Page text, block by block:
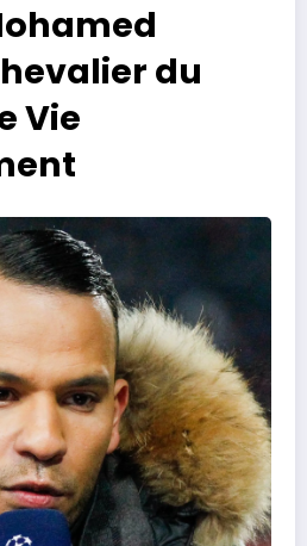
du
Vie